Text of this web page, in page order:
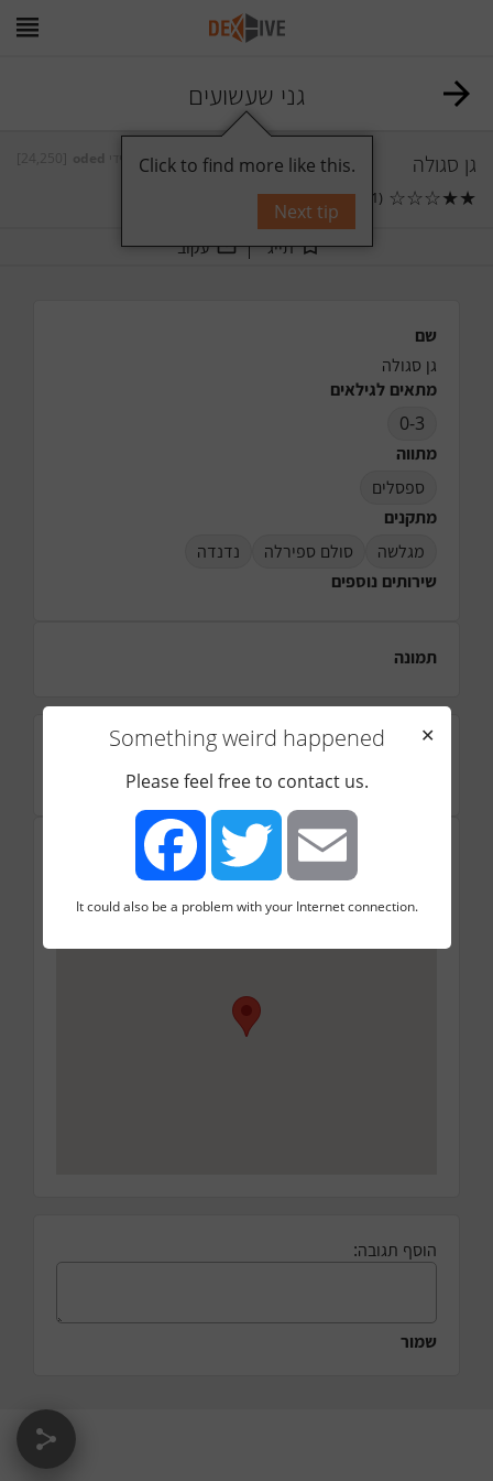
גני שעשועים
גן סגולה
★
★
☆
☆
☆
(1)
0 תגובות
תייג עקוב
שם
גן סגולה
מתאים לגילאים
0-3
מתווה
ספסלים
מתקנים
מגלשה
סולם ספירלה
נדנדה
שירותים נוספים
תמונה
☆
☆
(1)
הוסף תגובה:
שמור
Something weird happened
✕
Please feel free to contact us.
FacebookTwitter Email
It could also be a problem with your Internet connection.
Click to find more like this.
Next tip